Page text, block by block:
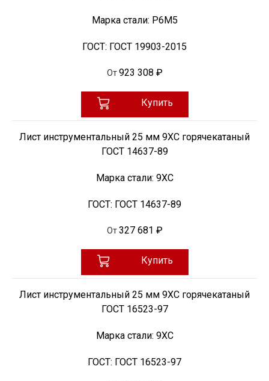
Марка стали: Р6М5
ГОСТ: ГОСТ 19903-2015
От 923 308 ₽
Купить
Лист инструментальный 25 мм 9ХС горячекатаный
ГОСТ 14637-89
Марка стали: 9ХС
ГОСТ: ГОСТ 14637-89
От 327 681 ₽
Купить
Лист инструментальный 25 мм 9ХС горячекатаный
ГОСТ 16523-97
Марка стали: 9ХС
ГОСТ: ГОСТ 16523-97